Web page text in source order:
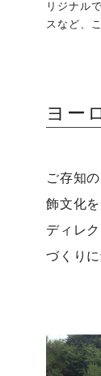
リジナル
スなど、
ヨー
ご存知
飾文化
ディレ
づくり